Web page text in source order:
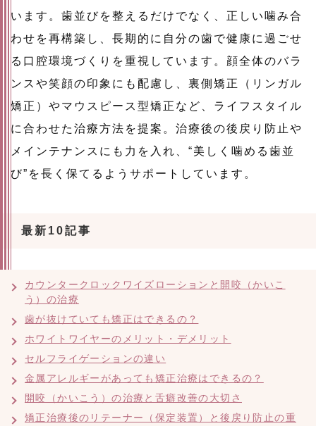
います。歯並びを整えるだけでなく、正しい噛み合
わせを再構築し、長期的に自分の歯で健康に過ごせ
る口腔環境づくりを重視しています。顔全体のバラ
ンスや笑顔の印象にも配慮し、裏側矯正（リンガル
矯正）やマウスピース型矯正など、ライフスタイル
に合わせた治療方法を提案。治療後の後戻り防止や
メインテナンスにも力を入れ、“美しく噛める歯並
び”を長く保てるようサポートしています。
最新10記事
カウンタークロックワイズローションと開咬（かいこ
う）の治療
歯が抜けていても矯正はできるの？
ホワイトワイヤーのメリット・デメリット
セルフライゲーションの違い
金属アレルギーがあっても矯正治療はできるの？
開咬（かいこう）の治療と舌癖改善の大切さ
矯正治療後のリテーナー（保定装置）と後戻り防止の重